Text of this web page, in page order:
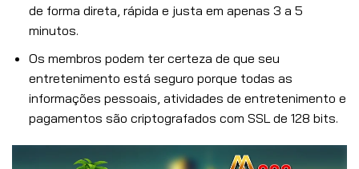
de forma direta, rápida e justa em apenas 3 a 5
minutos.
Os membros podem ter certeza de que seu
entretenimento está seguro porque todas as
informações pessoais, atividades de entretenimento e
pagamentos são criptografados com SSL de 128 bits.